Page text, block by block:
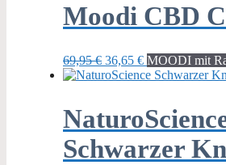
Moodi CBD
69,95€ Ursprünglicher
Preis
36,65 €Aktueller
Preis
MOODI mit
Schwarzer